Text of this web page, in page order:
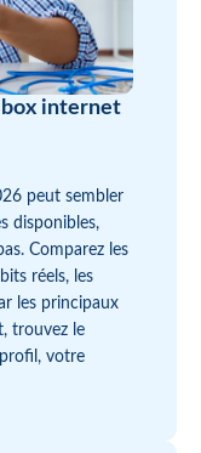
internet
peut sembler
disponibles,
Comparez les
réels, les
les principaux
trouvez le
votre